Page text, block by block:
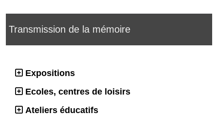
Transmission de la mémoire
Expositions
Ecoles, centres de loisirs
Ateliers éducatifs